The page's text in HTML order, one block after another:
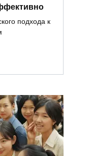
подхода к